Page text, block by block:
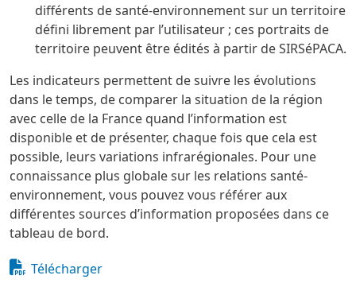
différents de santé-environnement sur un territoire
défini librement par l’utilisateur ; ces portraits de
territoire peuvent être édités à partir de SIRSéPACA.
Les indicateurs permettent de suivre les évolutions
dans le temps, de comparer la situation de la région
avec celle de la France quand l’information est
disponible et de présenter, chaque fois que cela est
possible, leurs variations infrarégionales. Pour une
connaissance plus globale sur les relations santé-
environnement, vous pouvez vous référer aux
différentes sources d’information proposées dans ce
tableau de bord.
Fichier
Document
Télécharger